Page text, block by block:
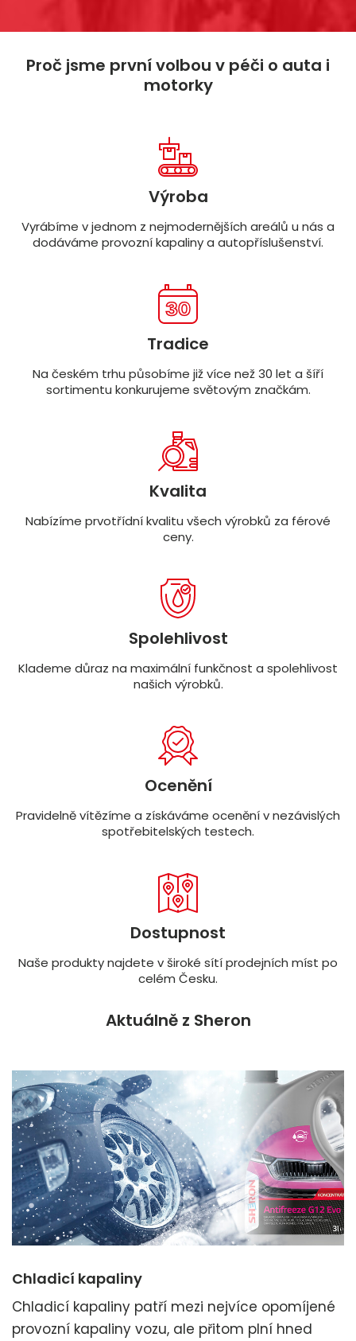
Proč jsme první volbou v péči o auta i
motorky
Výroba
Vyrábíme v jednom z nejmodernějších areálů u nás a
dodáváme provozní kapaliny a autopříslušenství.
Tradice
Na českém trhu působíme již více než 30 let a šíří
sortimentu konkurujeme světovým značkám.
Kvalita
Nabízíme prvotřídní kvalitu všech výrobků za férové
ceny.
Spolehlivost
Klademe důraz na maximální funkčnost a spolehlivost
našich výrobků.
Ocenění
Pravidelně vítězíme a získáváme ocenění v nezávislých
spotřebitelských testech.
Dostupnost
Naše produkty najdete v široké sítí prodejních míst po
celém Česku.
Aktuálně z Sheron
Chladicí kapaliny
Chladicí kapaliny patří mezi nejvíce opomíjené
provozní kapaliny vozu, ale přitom plní hned